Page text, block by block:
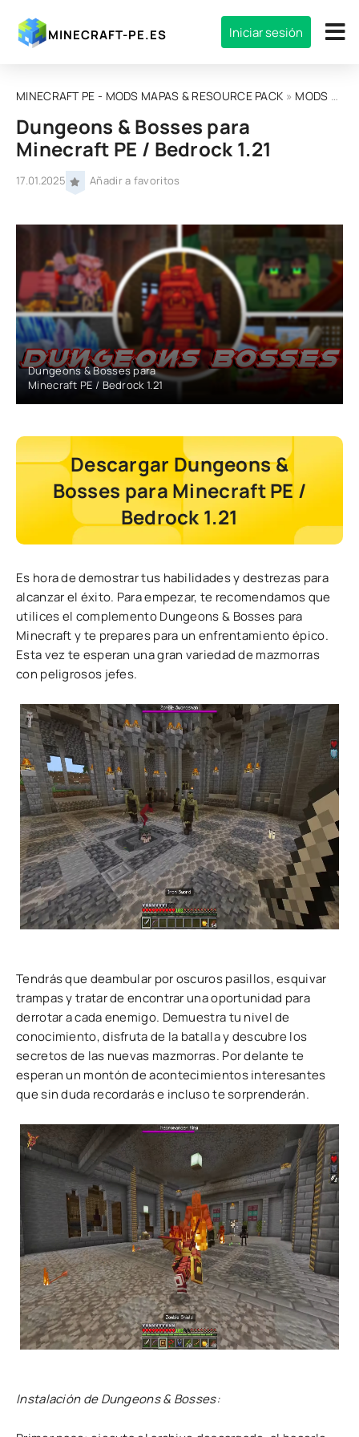
MINECRAFT-PE.ES Iniciar sesión
MINECRAFT PE - MODS MAPAS & RESOURCE PACK » MODS
Dungeons & Bosses para
Minecraft PE / Bedrock 1.21
17.01.2025 Añadir a favoritos
Dungeons & Bosses para
Minecraft PE / Bedrock 1.21
Descargar Dungeons &
Bosses para Minecraft PE /
Bedrock 1.21
Es hora de demostrar tus habilidades y destrezas para
alcanzar el éxito. Para empezar, te recomendamos que
utilices el complemento Dungeons & Bosses para
Minecraft y te prepares para un enfrentamiento épico.
Esta vez te esperan una gran variedad de mazmorras
con peligrosos jefes.
Tendrás que deambular por oscuros pasillos, esquivar
trampas y tratar de encontrar una oportunidad para
derrotar a cada enemigo. Demuestra tu nivel de
conocimiento, disfruta de la batalla y descubre los
secretos de las nuevas mazmorras. Por delante te
esperan un montón de acontecimientos interesantes
que sin duda recordarás e incluso te sorprenderán.
Instalación de Dungeons & Bosses: